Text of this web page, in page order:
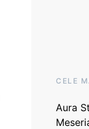
CELE
Aura